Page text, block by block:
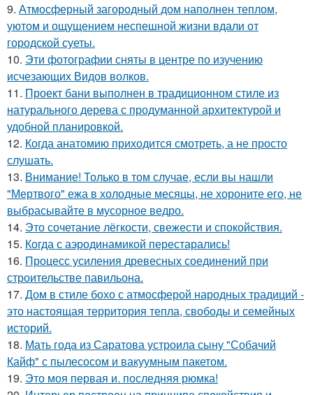
9. Атмосферный загородный дом наполнен теплом,
уютом и ощущением неспешной жизни вдали от
городской суеты.
10. Эти фотографии сняты в центре по изучению
исчезающих Видов волков.
11. Проект бани выполнен в традиционном стиле из
натурального дерева с продуманной архитектурой и
удобной планировкой.
12. Когда анатомию приходится смотреть, а не просто
слушать.
13. Внимание! Только в том случае, если вы нашли
"Мертвого" ежа в холодные месяцы, не хороните его, не
выбрасывайте в мусорное ведро.
14. Это сочетание лёгкости, свежести и спокойствия.
15. Когда с аэродинамикой перестарались!
16. Процесс усиления древесных соединений при
строительстве павильона.
17. Дом в стиле бохо с атмосферой народных традиций -
это настоящая территория тепла, свободы и семейных
историй.
18. Мать года из Саратова устроила сыну "Собачий
Кайф" с пылесосом и вакуумным пакетом.
19. Это моя первая и. последняя рюмка!